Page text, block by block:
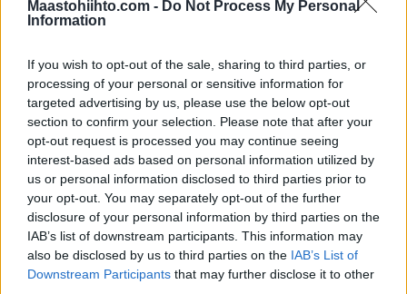
Maastohiihto.com - Do Not Process My Personal
Information
If you wish to opt-out of the sale, sharing to third parties, or
processing of your personal or sensitive information for
targeted advertising by us, please use the below opt-out
section to confirm your selection. Please note that after your
opt-out request is processed you may continue seeing
interest-based ads based on personal information utilized by
us or personal information disclosed to third parties prior to
your opt-out. You may separately opt-out of the further
disclosure of your personal information by third parties on the
IAB’s list of downstream participants. This information may
also be disclosed by us to third parties on the IAB’s List of
Downstream Participants that may further disclose it to other
alun hiihtomenestyksistään. Kirkkaimpina
Moritzin 50 kilometrin hiihdosta vuodelta
1948, yhdeksän Vasaloppet-voittoa sekä 17
Ruotsinmestaruutta.
Aktiiviuran jälkeen Karlsson jatkoi hiihdon
parissa, toimien muun muassa Ruotsin
hiihtomaajoukkueen johtaja. Hänen vahva
sitoutumisensa Vasaloppetiin jatkui läpi hänen
elämänsä, hänen toimiessaan sekä
ratamestarina että kilpailunjohtajana.
Vasaloppetin voimakas kasvu alkoi Karlssonin